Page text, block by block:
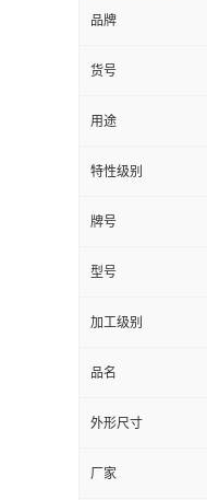
品牌
货号
用途
特性级别
牌号
型号
加工级别
品名
外形尺寸
厂家